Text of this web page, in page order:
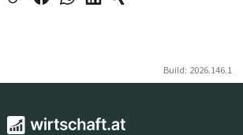
Build: 2026.146.1